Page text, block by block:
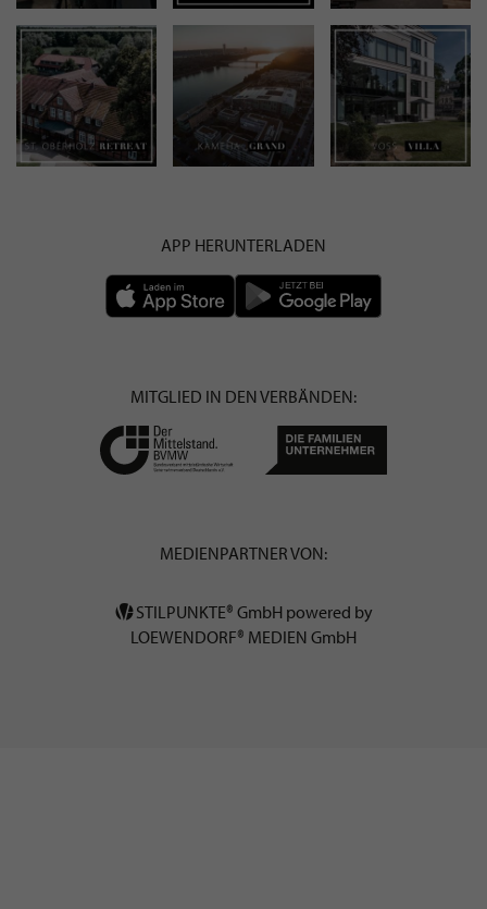
APP HERUNTERLADEN
MITGLIED IN DEN VERBÄNDEN:
MEDIENPARTNER VON:
STILPUNKTE® GmbH powered by
LOEWENDORF® MEDIEN GmbH